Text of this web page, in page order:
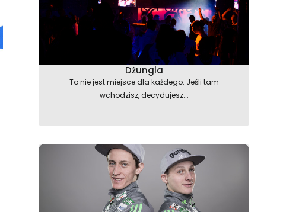
Dżungla
To nie jest miejsce dla każdego. Jeśli tam
wchodzisz, decydujesz...